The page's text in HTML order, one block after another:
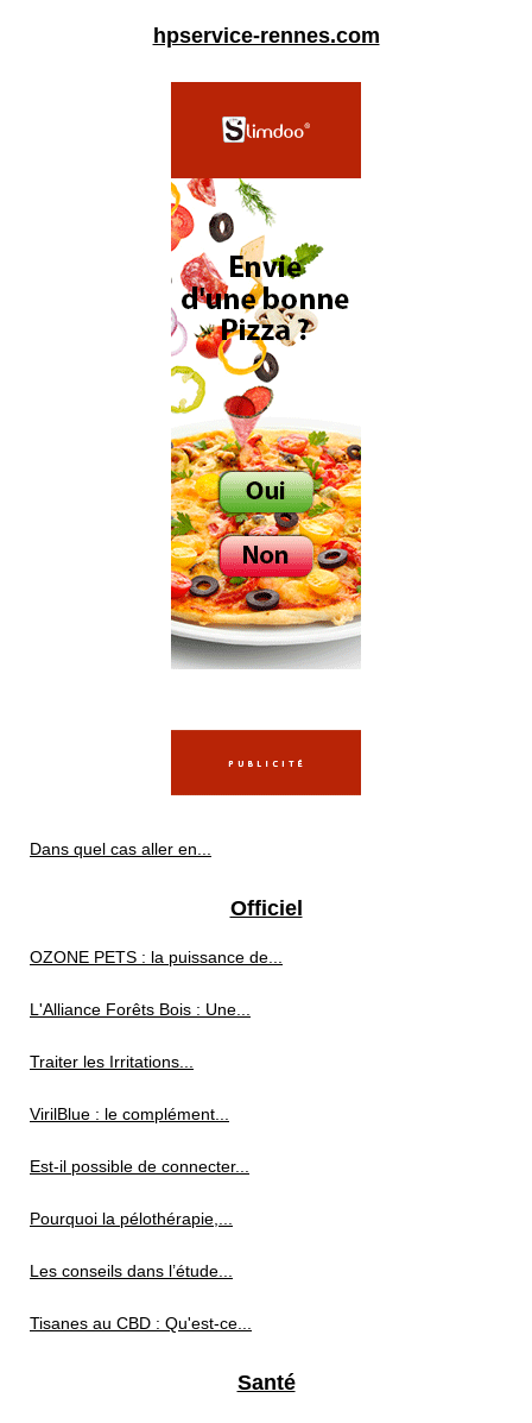
hpservice-rennes.com
Dans quel cas aller en...
Officiel
OZONE PETS : la puissance de...
L'Alliance Forêts Bois : Une...
Traiter les Irritations...
VirilBlue : le complément...
Est-il possible de connecter...
Pourquoi la pélothérapie,...
Les conseils dans l’étude...
Tisanes au CBD : Qu'est-ce...
Santé